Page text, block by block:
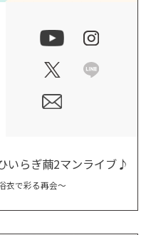
いらぎ繭2マンライブ♪
衣で彩る再会～